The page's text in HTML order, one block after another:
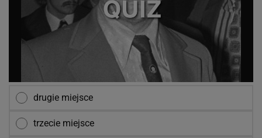
drugie miejsce
trzecie miejsce